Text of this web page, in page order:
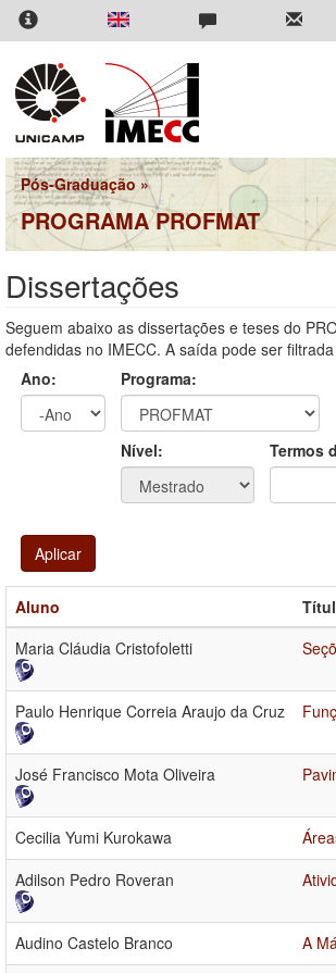
Pular
para
conteúdo
principal
Pós-Graduação »
PROGRAMA PROFMAT
Dissertações
Seguem abaixo as dissertações e teses do
defendidas no IMECC. A saída pode ser
Ano:
Programa:
Nível: Termos
Aplicar
Aluno
Maria Cláudia Cristofoletti
Paulo Henrique Correia Araujo da Cruz
José Francisco Mota Oliveira
Cecilia Yumi Kurokawa
Adilson Pedro Roveran
Audino Castelo Branco
A